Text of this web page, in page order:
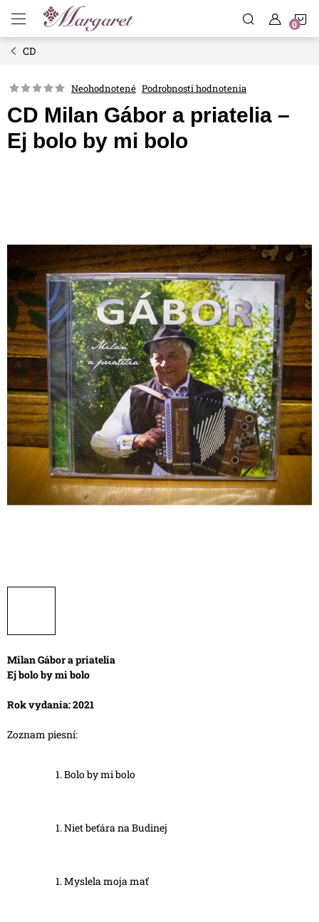
obsah
CD
Neohodnotené Podrobnosti hodnotenia
CD Milan Gábor a priatelia –
Ej bolo by mi bolo
Milan Gábor a priatelia
Ej bolo by mi bolo
Rok vydania: 2021
Zoznam piesní:
Bolo by mi bolo
Niet beťára na Budinej
Myslela moja mať